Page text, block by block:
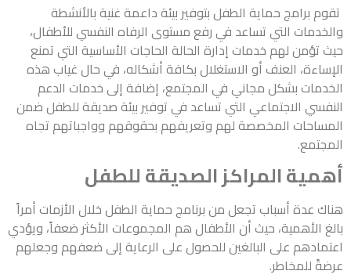
تقوم برامج حماية الطفل بتوفير بيئة داعمة غنية بالأنشطة
والخدمات التي تساعد في رفع مستوى الرفاه النفسي للأطفال،
حيث تؤمن لهم خدمات إدارة الحالة الحاجات الأساسية التي تمنع
الإساءة، العنف أو الاستغلال بكافة أشكاله، في حال غياب هذه
الخدمات بشكل مجاني في المجتمع، إضافة إلى خدمات الدعم
النفسي الاجتماعي التي تساعد في توفير بيئة صديقة للطفل ضمن
المساحات المخصصة لهم وتعريفهم بحقوقهم وواجباتهم تجاه
المجتمع.
أهمية المراكز الصديقة للطفل
هناك عدة أسباب تجعل من برنامج حماية الطفل خلال الأزمات أمراً
بالغ الأهمية، حيث أن الأطفال هم المجموعات الأكثر ضعفاً، ويؤدي
اعتمادهم على البالغين للحصول على الرعاية إلى ضعفهم وجعلهم
عرضةً للمخاطر.